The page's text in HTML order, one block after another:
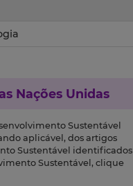
Nações Unidas
Sustentável
aplicável, dos artigos
Sustentável identificados
Sustentável, clique